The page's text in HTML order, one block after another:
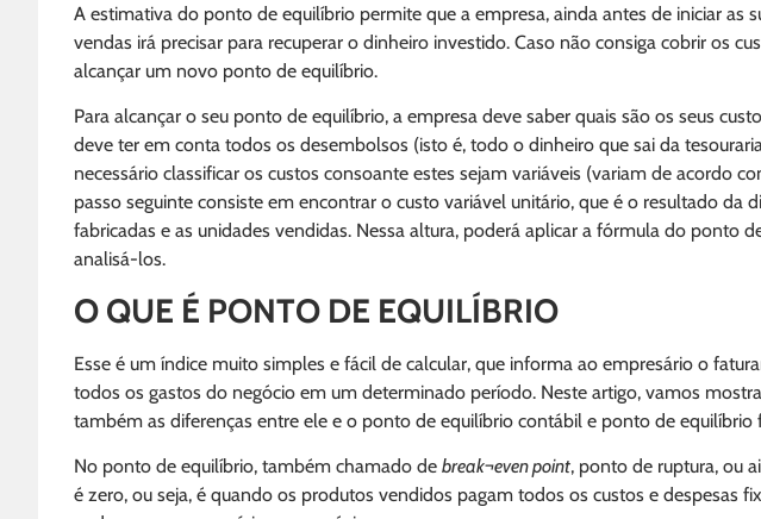
A estimativa do ponto de equilíbrio permite que a empresa, ainda antes de iniciar as
vendas irá precisar para recuperar o dinheiro investido. Caso não consiga cobrir os
alcançar um novo ponto de equilíbrio.
Para alcançar o seu ponto de equilíbrio, a empresa deve saber quais são os seus
deve ter em conta todos os desembolsos (isto é, todo o dinheiro que sai da
necessário classificar os custos consoante estes sejam variáveis (variam de acordo
passo seguinte consiste em encontrar o custo variável unitário, que é o resultado da
fabricadas e as unidades vendidas. Nessa altura, poderá aplicar a fórmula do ponto
analisá-los.
O QUE É PONTO DE EQUILÍBRIO
Esse é um índice muito simples e fácil de calcular, que informa ao empresário o
todos os gastos do negócio em um determinado período. Neste artigo, vamos
também as diferenças entre ele e o ponto de equilíbrio contábil e ponto de equilíbrio
No ponto de equilíbrio, também chamado de break¬even point, ponto de ruptura, ou
é zero, ou seja, é quando os produtos vendidos pagam todos os custos e despesas